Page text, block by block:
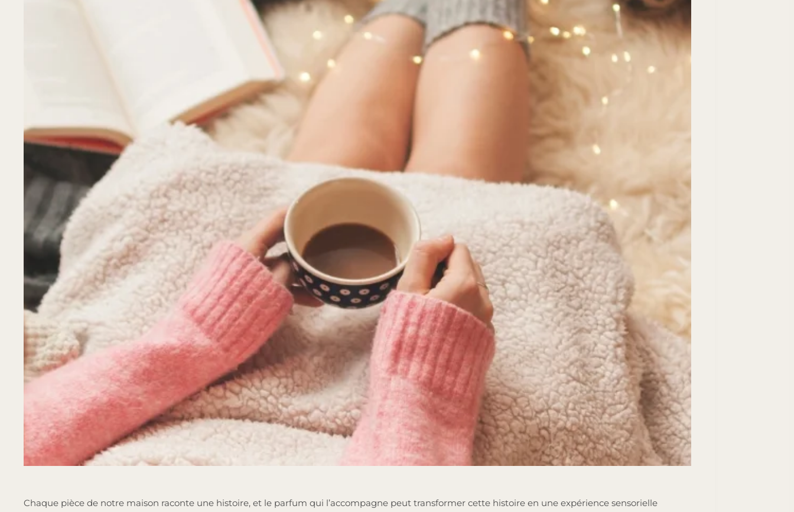
Chaque pièce de notre maison raconte une histoire, et le parfum qui l’accompagne peut transformer cette histoire en une expérience sensorielle